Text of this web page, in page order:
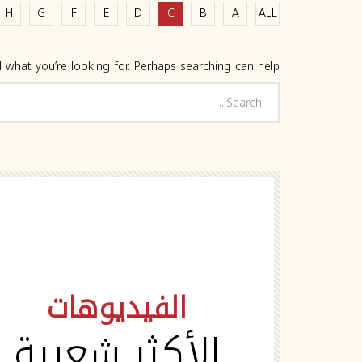
ALL
A
B
C
D
E
F
G
H
you’re looking for. Perhaps searching can help.
الفيديوهات